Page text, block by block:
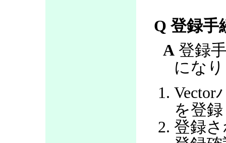
Q 登録手
A 登録
にな
Vector
を登
登録